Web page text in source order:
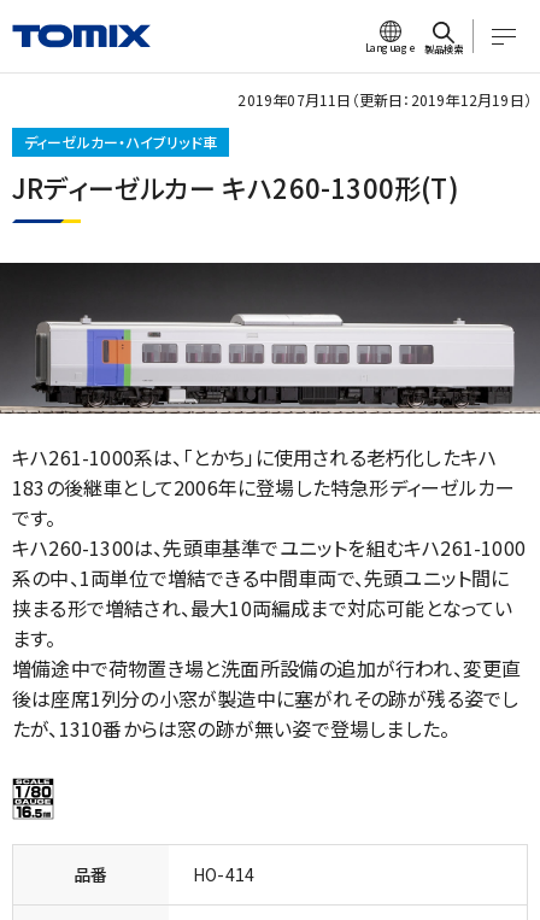
Language 製品検索
ディーゼルカー・ハイブリッド車
JRディーゼルカー キハ260-1300形(T)
2019年07月11日（更新日：2019年12月19日）
キハ261-1000系は、「とかち」に使用される老朽化したキハ
183の後継車として2006年に登場した特急形ディーゼルカー
です。
キハ260-1300は、先頭車基準でユニットを組むキハ261-1000
系の中、1両単位で増結できる中間車両で、先頭ユニット間に
挟まる形で増結され、最大10両編成まで対応可能となってい
ます。
増備途中で荷物置き場と洗面所設備の追加が行われ、変更直
後は座席1列分の小窓が製造中に塞がれその跡が残る姿でし
たが、1310番からは窓の跡が無い姿で登場しました。
品番 HO-414